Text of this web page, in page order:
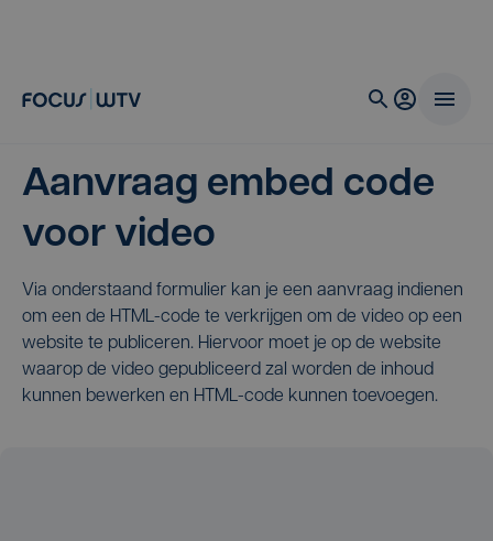
Aanvraag embed code
voor video
Via onderstaand formulier kan je een aanvraag indienen
om een de HTML-code te verkrijgen om de video op een
website te publiceren. Hiervoor moet je op de website
waarop de video gepubliceerd zal worden de inhoud
kunnen bewerken en HTML-code kunnen toevoegen.